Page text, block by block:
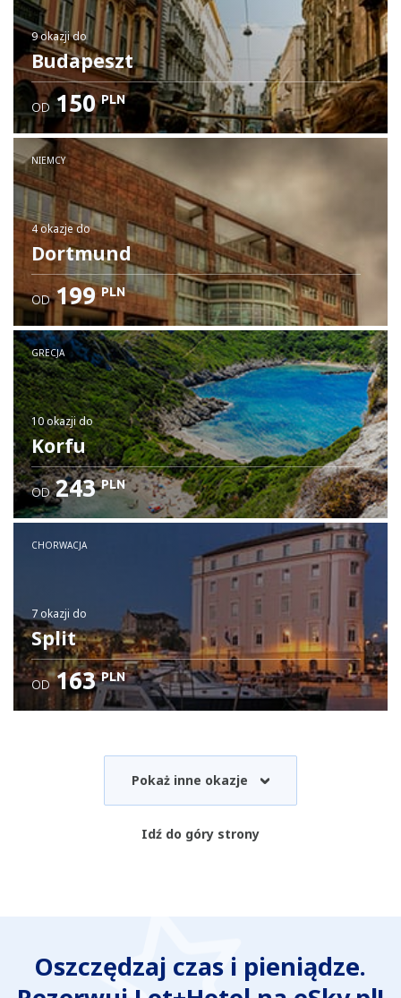
9 okazjido
Budapeszt
OD 150 PLN
NIEMCY
4 okazjedo
Dortmund
OD 199 PLN
GRECJA
10 okazjido
Korfu
OD 243 PLN
CHORWACJA
7 okazji do
Split
OD 163 PLN
Pokaż inne okazje
Idź do góry strony
Oszczędzaj czas i pieniądze.